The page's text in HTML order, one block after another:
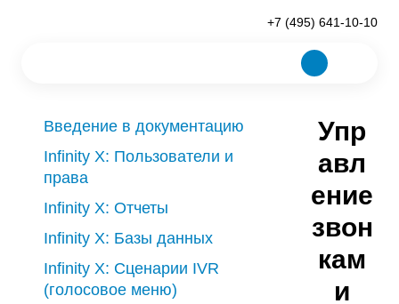
+7 (495) 641-10-10
Введение в документацию
Infinity X: Пользователи и
права
Infinity X: Отчеты
Infinity X: Базы данных
Infinity X: Сценарии IVR
(голосовое меню)
Упр
авл
ение
звон
кам
и